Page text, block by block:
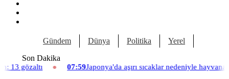
Gündem Dünya Politika Yerel
Son Dakika
07:59 Japonya'da aşırı sıcaklar nedeniyle hayvanat bahçesinde üç